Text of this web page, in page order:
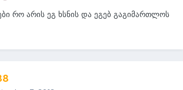
რო არის ეგ ხსნის და ეგებ გაგიმართლოს